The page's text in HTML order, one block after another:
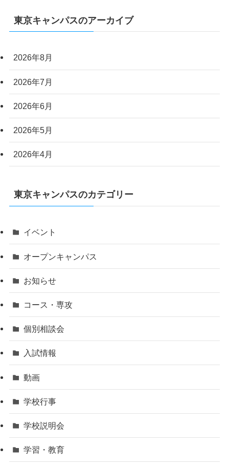
東京キャンパスのアーカイブ
2026年8月
2026年7月
2026年6月
2026年5月
2026年4月
東京キャンパスのカテゴリー
イベント
オープンキャンパス
お知らせ
コース・専攻
個別相談会
入試情報
動画
学校行事
学校説明会
学習・教育